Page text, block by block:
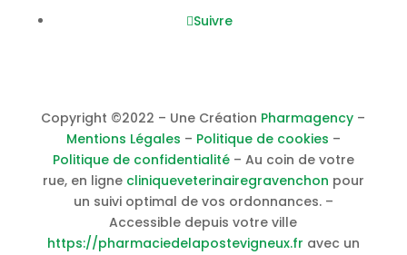
Suivre
Copyright ©2022 – Une Création Pharmagency –
Mentions Légales – Politique de cookies –
Politique de confidentialité– Au coin de votre
rue, en ligne cliniqueveterinairegravenchon pour
un suivi optimal de vos ordonnances. –
Accessible depuis votre ville
https://pharmaciedelapostevigneux.fr avec un